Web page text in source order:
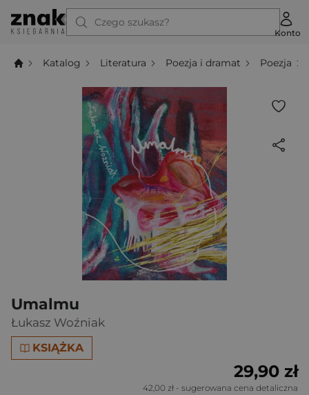
Czego szukasz?
Konto
Katalog Literatura Poezja i dramat Poezja
Umalmu
Łukasz Woźniak
KSIĄŻKA
29,90 zł
42,00 zł - sugerowana cena detaliczna